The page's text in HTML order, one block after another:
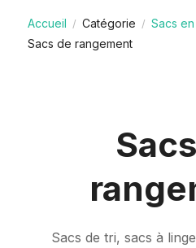
Accueil / Catégorie / Sacs
Sacs de rangement
Sacs de tri, sacs à